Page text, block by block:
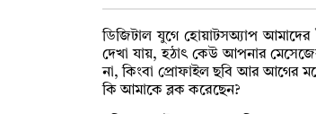
ডিজিটাল যুগে হোয়াটসঅ্যাপ
দেখা যায়, হঠাৎ কেউ আপনার মেসেজের
না, কিংবা প্রোফাইল ছবি আর আগের
কি আমাকে ব্লক করেছেন?